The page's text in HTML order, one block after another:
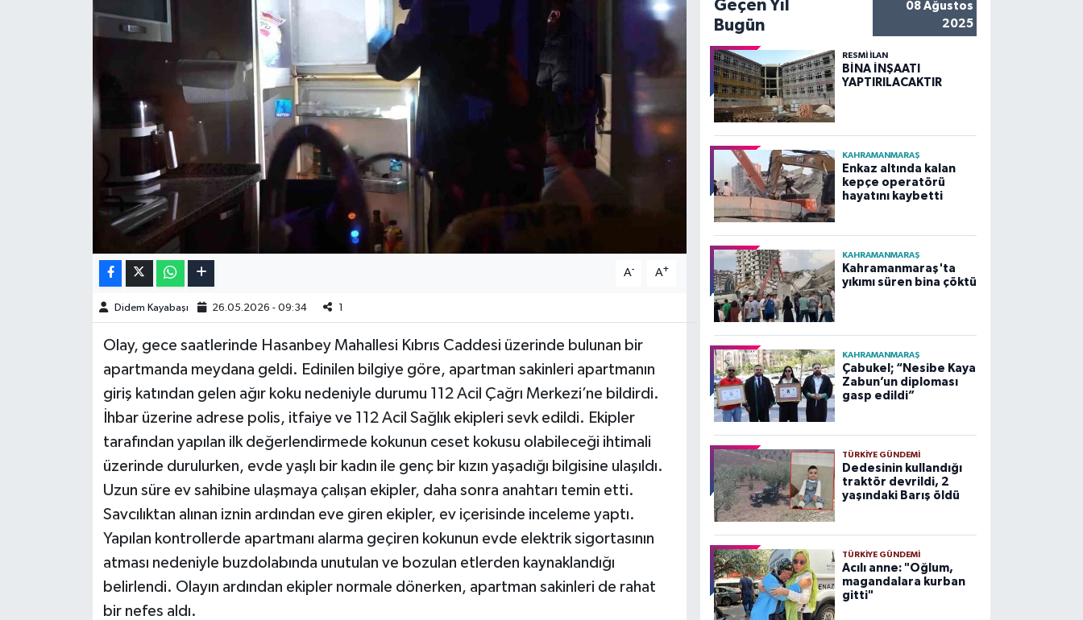
A- A+
Didem Kayabaşı 26.05.2026 - 09:34 1
Olay, gece saatlerinde Hasanbey Mahallesi Kıbrıs Caddesi üzerinde bulunan bir
apartmanda meydana geldi. Edinilen bilgiye göre, apartman sakinleri apartmanın
giriş katından gelen ağır koku nedeniyle durumu 112 Acil Çağrı Merkezi’ne bildirdi.
İhbar üzerine adrese polis, itfaiye ve 112 Acil Sağlık ekipleri sevk edildi. Ekipler
tarafından yapılan ilk değerlendirmede kokunun ceset kokusu olabileceği ihtimali
üzerinde durulurken, evde yaşlı bir kadın ile genç bir kızın yaşadığı bilgisine ulaşıldı.
Uzun süre ev sahibine ulaşmaya çalışan ekipler, daha sonra anahtarı temin etti.
Savcılıktan alınan iznin ardından eve giren ekipler, ev içerisinde inceleme yaptı.
Yapılan kontrollerde apartmanı alarma geçiren kokunun evde elektrik sigortasının
atması nedeniyle buzdolabında unutulan ve bozulan etlerden kaynaklandığı
belirlendi. Olayın ardından ekipler normale dönerken, apartman sakinleri de rahat
bir nefes aldı.
Geçen Yıl
Bugün
08 Ağustos
2025
RESMİ İLAN
BİNA İNŞAATI
YAPTIRILACAKTIR
KAHRAMANMARAŞ
Enkaz altında kalan
kepçe operatörü
hayatını kaybetti
KAHRAMANMARAŞ
Kahramanmaraş'ta
yıkımı süren bina çöktü
KAHRAMANMARAŞ
Çabukel; “Nesibe Kaya
Zabun’un diploması
gasp edildi”
TÜRKIYE GÜNDEMI
Dedesinin kullandığı
traktör devrildi, 2
yaşındaki Barış öldü
TÜRKIYE GÜNDEMI
Acılı anne: "Oğlum,
magandalara kurban
gitti"